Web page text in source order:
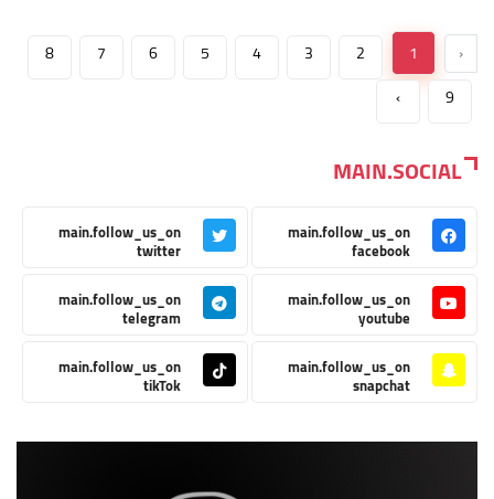
‹
1
2
3
4
5
6
7
8
9
›
MAIN.SOCIAL
main.follow_us_on
facebook
main.follow_us_on
twitter
main.follow_us_on
youtube
main.follow_us_on
telegram
main.follow_us_on
snapchat
main.follow_us_on
tikTok